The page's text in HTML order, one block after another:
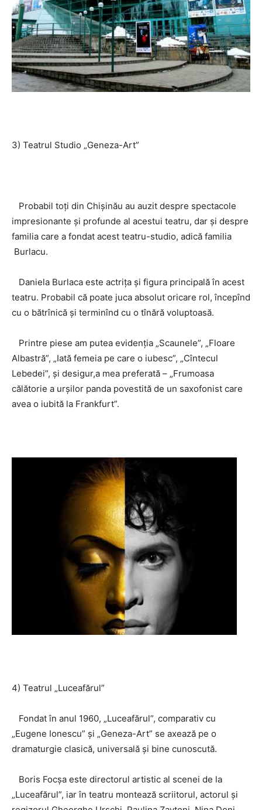
3) Teatrul Studio „Geneza-Art”
Probabil toți din Chișinău au auzit despre spectacole
impresionante și profunde al acestui teatru, dar și despre
familia care a fondat acest teatru-studio, adică familia
Burlacu.
Daniela Burlaca este actriţa și figura principală în acest
teatru. Probabil că poate juca absolut oricare rol, începînd
cu o bătrînică și terminînd cu o tînără voluptoasă.
Printre piese am putea evidenția „Scaunele”, „Floare
Albastră”, „Iată femeia pe care o iubesc”, „Cîntecul
Lebedei”, și desigur,a mea preferată – „Frumoasa
călătorie a urşilor panda povestită de un saxofonist care
avea o iubită la Frankfurt”.
4) Teatrul „Luceafărul”
Fondat în anul 1960, „Luceafărul”, comparativ cu
„Eugene Ionescu” și „Geneza-Art” se axează pe o
dramaturgie clasică, universală și bine cunoscută.
Boris Focşa este directorul artistic al scenei de la
„Luceafărul”, iar în teatru montează scriitorul, actorul şi